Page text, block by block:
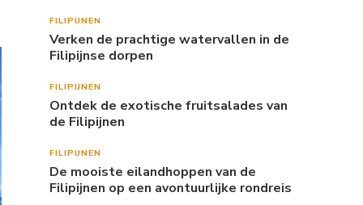
FILIPIJNEN
Verken de prachtige watervallen in de
Filipijnse dorpen
FILIPIJNEN
Ontdek de exotische fruitsalades van
de Filipijnen
FILIPIJNEN
De mooiste eilandhoppen van de
Filipijnen op een avontuurlijke rondreis